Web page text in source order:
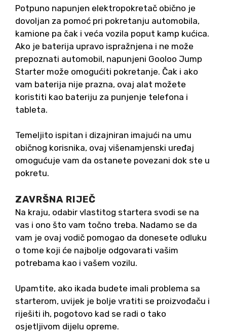
Potpuno napunjen elektropokretač obično je
dovoljan za pomoć pri pokretanju automobila,
kamione pa čak i veća vozila poput kamp kućica.
Ako je baterija upravo ispražnjena i ne može
prepoznati automobil, napunjeni Gooloo Jump
Starter može omogućiti pokretanje. Čak i ako
vam baterija nije prazna, ovaj alat možete
koristiti kao bateriju za punjenje telefona i
tableta.
Temeljito ispitan i dizajniran imajući na umu
običnog korisnika, ovaj višenamjenski uređaj
omogućuje vam da ostanete povezani dok ste u
pokretu.
ZAVRŠNA RIJEČ
Na kraju, odabir vlastitog startera svodi se na
vas i ono što vam točno treba. Nadamo se da
vam je ovaj vodič pomogao da donesete odluku
o tome koji će najbolje odgovarati vašim
potrebama kao i vašem vozilu.
Upamtite, ako ikada budete imali problema sa
starterom, uvijek je bolje vratiti se proizvođaču i
riješiti ih, pogotovo kad se radi o tako
osjetljivom dijelu opreme.